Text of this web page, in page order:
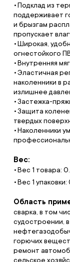
Подклад из
поддерживает
и брызгам
пропускает
Широкая,
огнестойкого
Внутренняя
Эластичная
наколенники в
излишнее
Застежка-
Защита
твердых
Наколенники
Вес:
Вес 1 товара:
Вес 1 упаковки:
Область
сварка, в том
судостроении,
горючих
ремонт
сельское